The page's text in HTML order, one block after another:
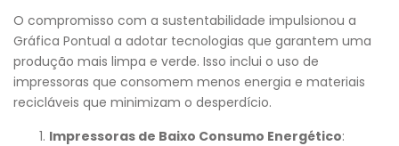
O compromisso com a sustentabilidade impulsionou a
Gráfica Pontual a adotar tecnologias que garantem uma
produção mais limpa e verde. Isso inclui o uso de
impressoras que consomem menos energia e materiais
recicláveis que minimizam o desperdício.
Impressoras de Baixo Consumo Energético: